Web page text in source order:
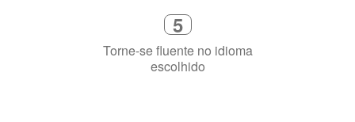
5
Torne-se fluente no idioma
escolhido